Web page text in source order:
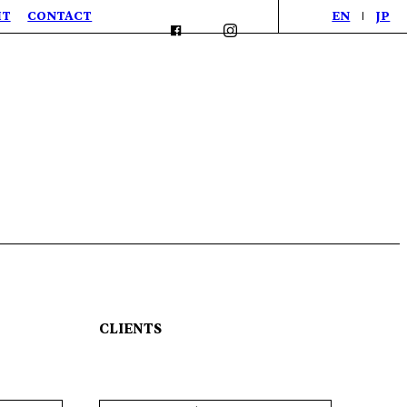
CONTACT EN JP
CLIENTS